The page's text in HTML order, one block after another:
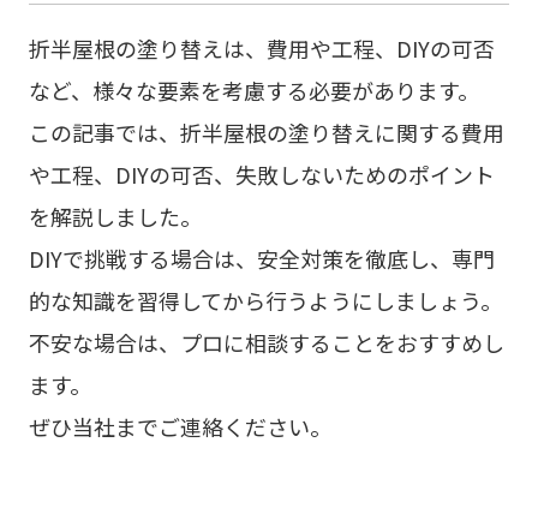
折半屋根の塗り替えは、費用や工程、DIYの可否
など、様々な要素を考慮する必要があります。
この記事では、折半屋根の塗り替えに関する費用
や工程、DIYの可否、失敗しないためのポイント
を解説しました。
DIYで挑戦する場合は、安全対策を徹底し、専門
的な知識を習得してから行うようにしましょう。
不安な場合は、プロに相談することをおすすめし
ます。
ぜひ当社までご連絡ください。